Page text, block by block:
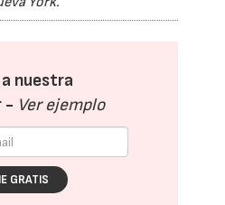
nuestra
- Ver ejemplo
GRATIS